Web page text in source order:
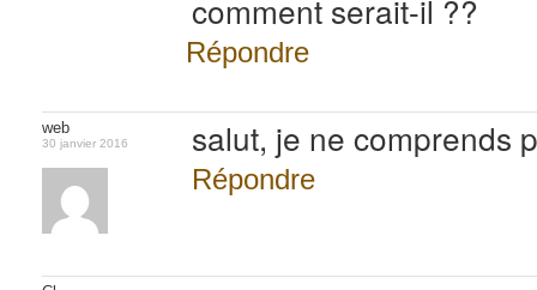
comment serait-il ??
Répondre
web
30 janvier 2016 salut, je ne comprends
Répondre